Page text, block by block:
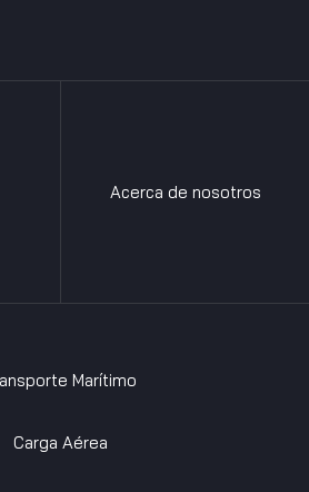
Acerca de nosotros
Marítimo
Carga Aérea